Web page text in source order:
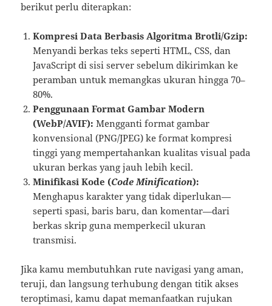
berikut perlu diterapkan:
Kompresi Data Berbasis Algoritma Brotli/Gzip:
Menyandi berkas teks seperti HTML, CSS, dan
JavaScript di sisi server sebelum dikirimkan ke
peramban untuk memangkas ukuran hingga 70–
80%.
Penggunaan Format Gambar Modern
(WebP/AVIF): Mengganti format gambar
konvensional (PNG/JPEG) ke format kompresi
tinggi yang mempertahankan kualitas visual pada
ukuran berkas yang jauh lebih kecil.
Minifikasi Kode (Code Minification):
Menghapus karakter yang tidak diperlukan—
seperti spasi, baris baru, dan komentar—dari
berkas skrip guna memperkecil ukuran
transmisi.
Jika kamu membutuhkan rute navigasi yang aman,
teruji, dan langsung terhubung dengan titik akses
teroptimasi, kamu dapat memanfaatkan rujukan